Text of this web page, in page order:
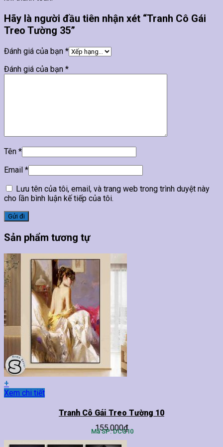
Hãy là người đầu tiên nhận xét “Tranh Cô Gái
Treo Tường 35”
Đánh giá của bạn *
Đánh giá của bạn *
Tên *
Email *
Lưu tên của tôi, email, và trang web trong trình duyệt này
cho lần bình luận kế tiếp của tôi.
Sản phẩm tương tự
+
Sản
biến
Xem chi tiết
Tranh Cô Gái Treo Tường 10
155,000₫
Mã SP: DCG10